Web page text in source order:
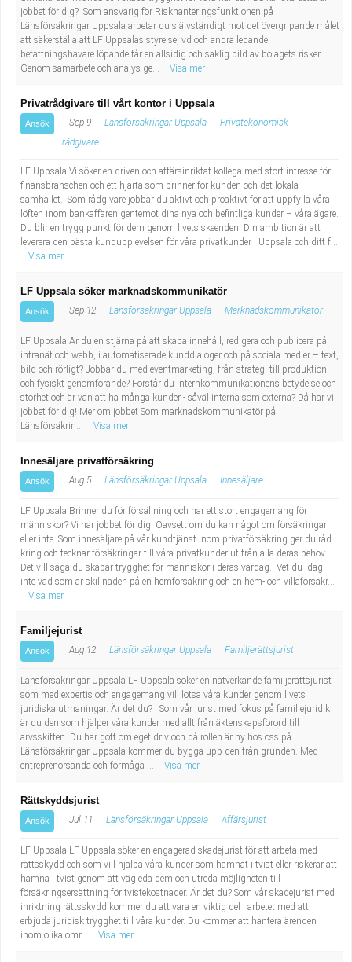
jobbet för dig? Som ansvarig för Riskhanteringsfunktionen på
Länsförsäkringar Uppsala arbetar du självständigt mot det övergripande målet
att säkerställa att LF Uppsalas styrelse, vd och andra ledande
befattningshavare löpande får en allsidig och saklig bild av bolagets risker.
Genom samarbete och analys ge...
Visa mer
Privatrådgivare till vårt kontor i Uppsala
Ansök Sep 9 Länsförsäkringar Uppsala
Privatekonomisk
rådgivare
LF Uppsala Vi söker en driven och affärsinriktat kollega med stort intresse för
finansbranschen och ett hjärta som brinner för kunden och det lokala
samhället. Som rådgivare jobbar du aktivt och proaktivt för att uppfylla våra
löften inom bankaffären gentemot dina nya och befintliga kunder – våra ägare.
Du blir en trygg punkt för dem genom livets skeenden. Din ambition är att
leverera den bästa kundupplevelsen för våra privatkunder i Uppsala och ditt f...
Visa mer
LF Uppsala söker marknadskommunikatör
Ansök Sep 12 Länsförsäkringar Uppsala Marknadskommunikatör
LF Uppsala Är du en stjärna på att skapa innehåll, redigera och publicera på
intranät och webb, i automatiserade kunddialoger och på sociala medier – text,
bild och rörligt? Jobbar du med eventmarketing, från strategi till produktion
och fysiskt genomförande? Förstår du internkommunikationens betydelse och
storhet och är van att ha många kunder - såväl interna som externa? Då har vi
jobbet för dig! Mer om jobbet Som marknadskommunikatör på
Länsförsäkrin...
Visa mer
Innesäljare privatförsäkring
Ansök Aug 5 Länsförsäkringar Uppsala Innesäljare
LF Uppsala Brinner du för försäljning och har ett stort engagemang för
människor? Vi har jobbet för dig! Oavsett om du kan något om försäkringar
eller inte. Som innesäljare på vår kundtjänst inom privatförsäkring ger du råd
kring och tecknar försäkringar till våra privatkunder utifrån alla deras behov.
Det vill säga du skapar trygghet för människor i deras vardag. Vet du idag
inte vad som är skillnaden på en hemförsäkring och en hem- och villaförsäkr...
Visa mer
Familjejurist
Ansök Aug 12 Länsförsäkringar Uppsala Familjerättsjurist
Länsförsäkringar Uppsala LF Uppsala söker en nätverkande familjerättsjurist
som med expertis och engagemang vill lotsa våra kunder genom livets
juridiska utmaningar. Är det du? Som vår jurist med fokus på familjejuridik
är du den som hjälper våra kunder med allt från äktenskapsförord till
arvsskiften. Du har gott om eget driv och då rollen är ny hos oss på
Länsförsäkringar Uppsala kommer du bygga upp den från grunden. Med
entreprenörsanda och förmåga ...
Visa mer
Rättskyddsjurist
Ansök Jul 11 Länsförsäkringar Uppsala Affärsjurist
LF Uppsala LF Uppsala söker en engagerad skadejurist för att arbeta med
rättsskydd och som vill hjälpa våra kunder som hamnat i tvist eller riskerar att
hamna i tvist genom att vägleda dem och utreda möjligheten till
försäkringsersättning för tvistekostnader. Är det du? Som vår skadejurist med
inriktning rättsskydd kommer du att vara en viktig del i arbetet med att
erbjuda juridisk trygghet till våra kunder. Du kommer att hantera ärenden
inom olika omr...
Visa mer